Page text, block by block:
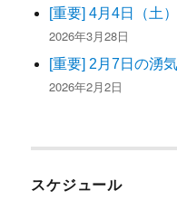
[重要] 4月4日（土）
2026年3月28日
[重要] 2月7日の湧
2026年2月2日
スケジュール